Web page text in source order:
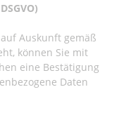
Auskunft gemäß
können Sie mit
eine Bestätigung
Daten